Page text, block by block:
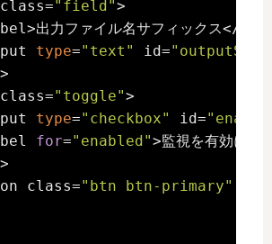
"field">
出力ファイル名サフィックス</
type="text" id=
"toggle">
type="checkbox" id=
for="enabled">監視を有効に
class=
"btn btn-primary"